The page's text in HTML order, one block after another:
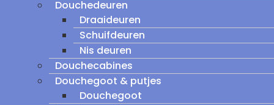
Douchedeuren
Draaideuren
Schuifdeuren
Nis deuren
Douchecabines
Douchegoot & putjes
Douchegoot